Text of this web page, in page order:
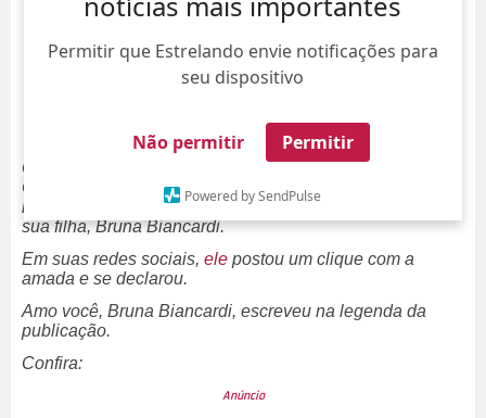
Permitir que Estrelando envie notificações para
seu dispositivo
Não permitir Permitir
Powered by SendPulse
O amor está no ar! Neymar Jr. está concentrado para a
Copa do Mundo, mas não deixou de prestar uma
homenagem de Dia dos Namorados à esposa e mãe de
sua filha, Bruna Biancardi.
Em suas redes sociais, ele postou um clique com a
amada e se declarou.
Amo você, Bruna Biancardi, escreveu na legenda da
publicação.
Confira: